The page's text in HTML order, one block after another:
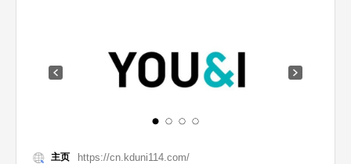
主页 https://cn.kduni114.com/